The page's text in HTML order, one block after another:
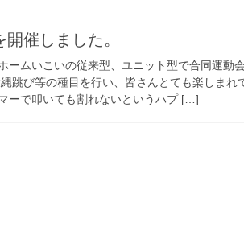
催しました。
ームいこいの従来型、ユニット型で合同運動
跳び等の種目を行い、皆さんとても楽しまれ
ーで叩いても割れないというハプ […]